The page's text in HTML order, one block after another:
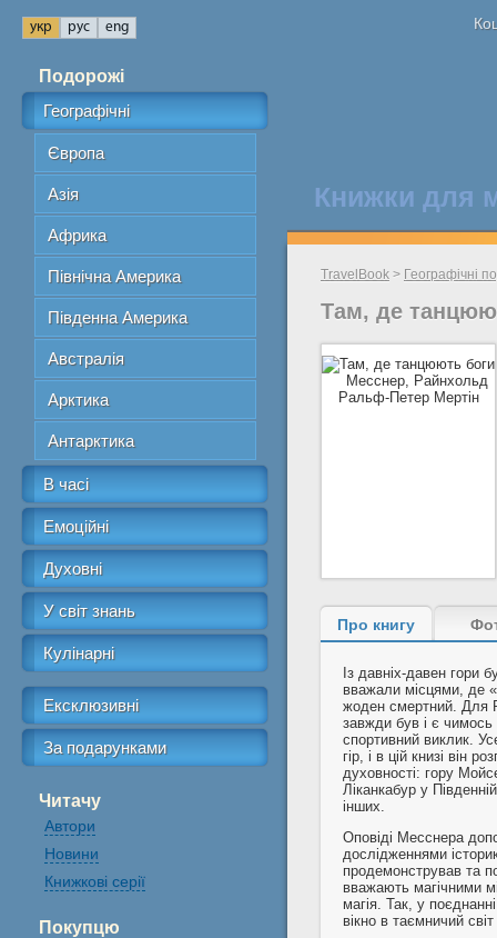
Подорожі
Географічні
Європа
Азія
Африка
Північна Америка
Південна Америка
Австралія
Арктика
Антарктика
В часі
Емоційні
Духовні
У світ знань
Кулінарні
Ексклюзивні
За подарунками
Читачу
Автори
Новини
Книжкові серії
Покупцю
Книжки для
TravelBook > Географічні
Там, де
Про книгу
Із давніх-давен
вважали місцями, де
жоден смертний. Для
завжди був і є
спортивний виклик.
гір, і в цій книзі він
духовно­сті: гору
Ліканкабур у
інших.
Оповіді Месснера
дослідженнями
продемонстрував та
вважають магічними
магія. Так, у
вікно в таємничий світ